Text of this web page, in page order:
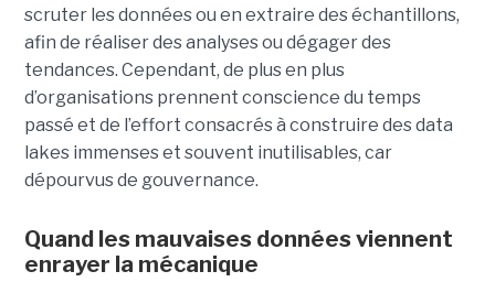
scruter les données ou en extraire des échantillons,
afin de réaliser des analyses ou dégager des
tendances. Cependant, de plus en plus
d’organisations prennent conscience du temps
passé et de l’effort consacrés à construire des data
lakes immenses et souvent inutilisables, car
dépourvus de gouvernance.
Quand les mauvaises données viennent
enrayer la mécanique